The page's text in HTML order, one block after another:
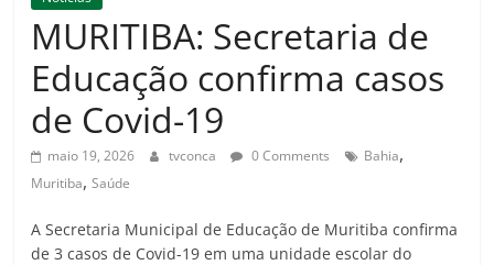
MURITIBA: Secretaria de
Educação confirma casos
de Covid-19
maio 19, 2026 tvconca 0 Comments Bahia,
Muritiba,Saúde
A Secretaria Municipal de Educação de Muritiba confirma
de 3 casos de Covid-19 em uma unidade escolar do